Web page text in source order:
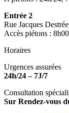
Entrée 2
Rue Jacques
Accès piétons :
Horaires
Urgences assurées
24h/24 – 7J/7
Consultation
Sur Rendez-vous